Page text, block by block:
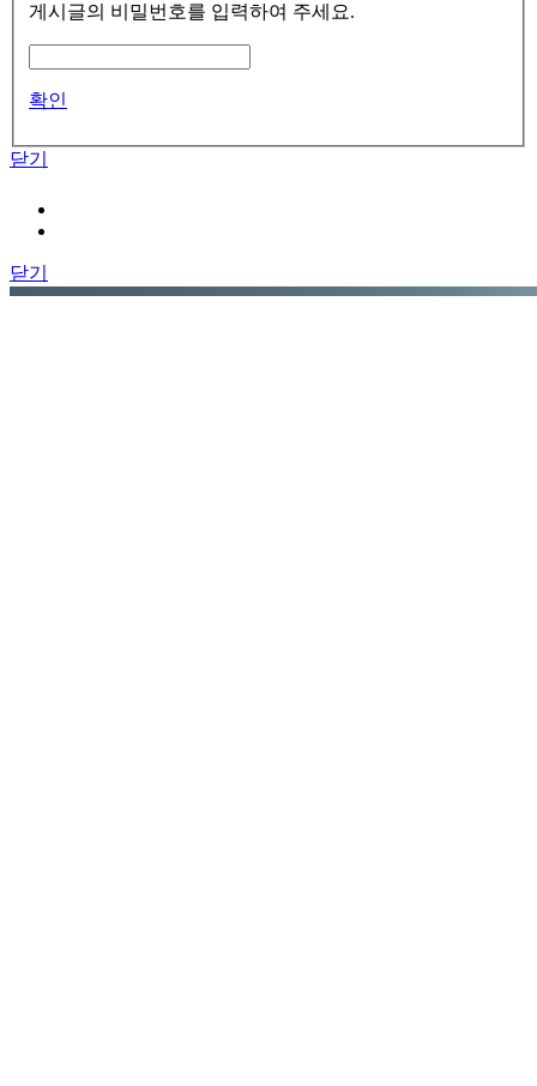
게시글의 비밀번호를 입력하여 주세요.
확인
닫기
닫기